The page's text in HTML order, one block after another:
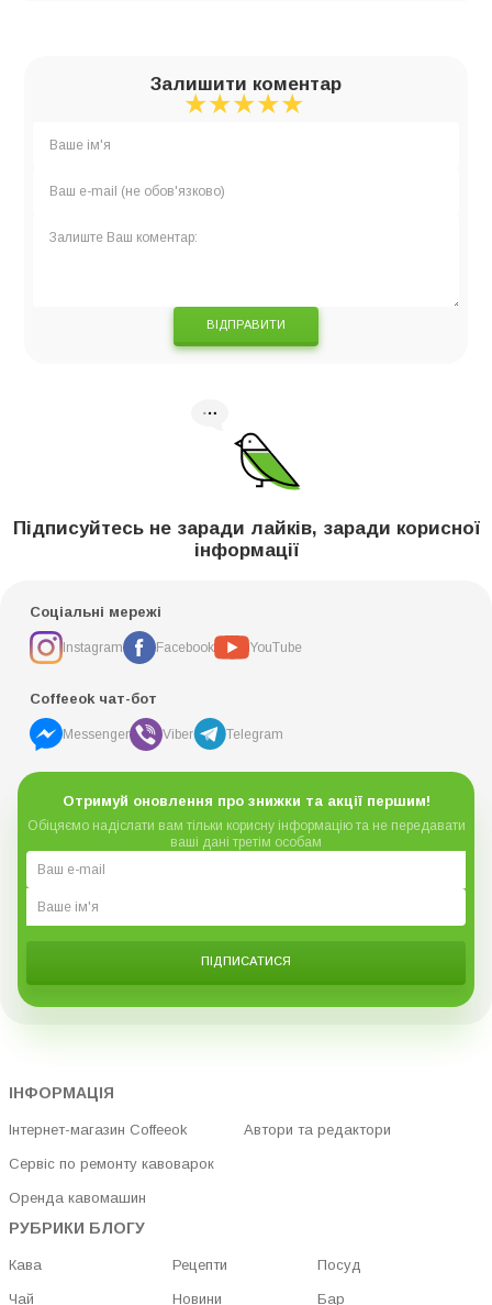
Залишити коментар
★
★★
★★★
★★★★
★★★★★
ВІДПРАВИТИ
Підписуйтесь не заради лайків, заради корисної
інформації
Соціальні мережі
Instagram Facebook YouTube
Coffeeok чат-бот
Messenger Viber Telegram
Отримуй оновлення про знижки та акції першим!
Обіцяємо надіслати вам тільки корисну інформацію та не передавати
ваші дані третім особам
ПІДПИСАТИСЯ
ІНФОРМАЦІЯ
Інтернет-магазин Coffeeok
Сервіс по ремонту кавоварок
Оренда кавомашин
Автори та редактори
РУБРИКИ БЛОГУ
Кава
Чай
Рецепти
Новини
Посуд
Бар